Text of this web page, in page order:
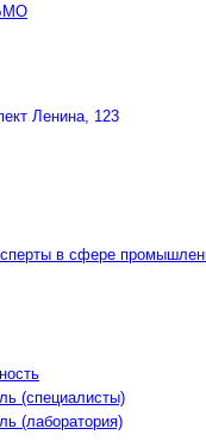
Ленина, 123
(специалисты)
(лаборатория)